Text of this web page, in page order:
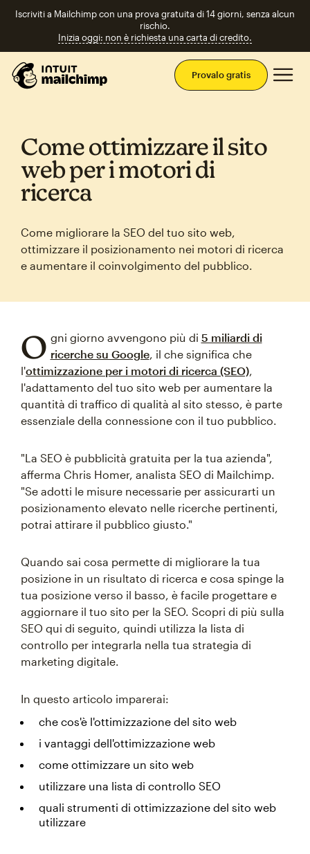
Iscriviti a Mailchimp con una prova gratuita di 14 giorni, senza alcun
rischio.
Inizia oggi: non è richiesta una carta di credito.
Provalo gratis
Come ottimizzare il sito
web per i motori di
ricerca
Come migliorare la SEO del tuo sito web,
ottimizzare il posizionamento nei motori di ricerca
e aumentare il coinvolgimento del pubblico.
O gni giorno avvengono più di 5 miliardi di
ricerche su Google, il che significa che
l'ottimizzazione per i motori di ricerca (SEO),
l'adattamento del tuo sito web per aumentare la
quantità di traffico di qualità al sito stesso, è parte
essenziale della connessione con il tuo pubblico.
"La SEO è pubblicità gratuita per la tua azienda",
afferma Chris Homer, analista SEO di Mailchimp.
"Se adotti le misure necessarie per assicurarti un
posizionamento elevato nelle ricerche pertinenti,
potrai attirare il pubblico giusto."
Quando sai cosa permette di migliorare la tua
posizione in un risultato di ricerca e cosa spinge la
tua posizione verso il basso, è facile progettare e
aggiornare il tuo sito per la SEO. Scopri di più sulla
SEO qui di seguito, quindi utilizza la lista di
controllo per integrarla nella tua strategia di
marketing digitale.
In questo articolo imparerai:
che cos'è l'ottimizzazione del sito web
i vantaggi dell'ottimizzazione web
come ottimizzare un sito web
utilizzare una lista di controllo SEO
quali strumenti di ottimizzazione del sito web
utilizzare